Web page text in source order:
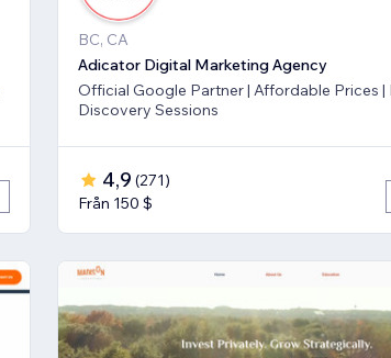
BC, CA
Adicator Digital Marketing Agency
Official Google Partner | Affordable Prices |
Discovery Sessions
4,9 (271)
Från 150 $